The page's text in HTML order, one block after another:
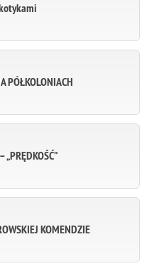
PÓŁKOLONIACH
KOMENDZIE